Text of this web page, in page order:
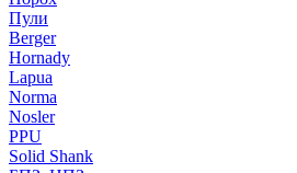
Пули
Berger
Hornady
Lapua
Norma
Nosler
PPU
Solid Shank